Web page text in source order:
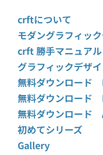
crftについて
モダングラフィッ
crft 勝手マニュアル
グラフィックデザ
無料ダウンロー
無料ダウンロー
無料ダウンロー
初めてシリーズ
Gallery